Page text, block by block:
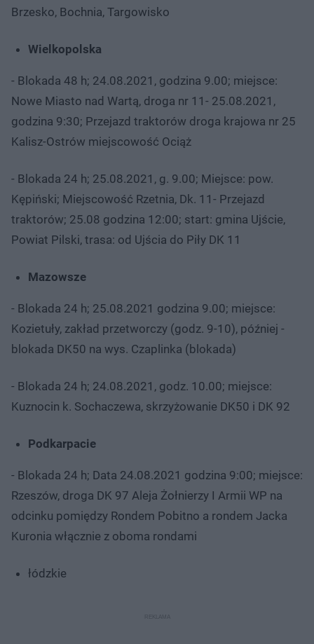
Brzesko, Bochnia, Targowisko
Wielkopolska
- Blokada 48 h; 24.08.2021, godzina 9.00; miejsce:
Nowe Miasto nad Wartą, droga nr 11- 25.08.2021,
godzina 9:30; Przejazd traktorów droga krajowa nr 25
Kalisz-Ostrów miejscowość Ociąż
- Blokada 24 h; 25.08.2021, g. 9.00; Miejsce: pow.
Kępiński; Miejscowość Rzetnia, Dk. 11- Przejazd
traktorów; 25.08 godzina 12:00; start: gmina Ujście,
Powiat Pilski, trasa: od Ujścia do Piły DK 11
Mazowsze
- Blokada 24 h; 25.08.2021 godzina 9.00; miejsce:
Kozietuły, zakład przetworczy (godz. 9-10), później -
blokada DK50 na wys. Czaplinka (blokada)
- Blokada 24 h; 24.08.2021, godz. 10.00; miejsce:
Kuznocin k. Sochaczewa, skrzyżowanie DK50 i DK 92
Podkarpacie
- Blokada 24 h; Data 24.08.2021 godzina 9:00; miejsce:
Rzeszów, droga DK 97 Aleja Żołnierzy I Armii WP na
odcinku pomiędzy Rondem Pobitno a rondem Jacka
Kuronia włącznie z oboma rondami
łódzkie